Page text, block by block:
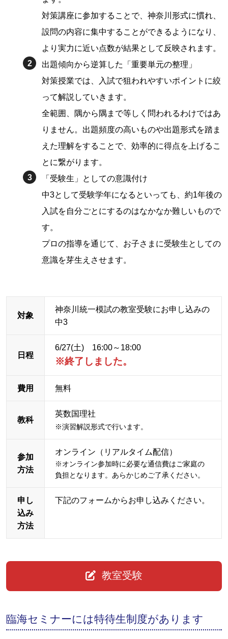
対策講座に参加することで、神奈川形式に慣れ、
設問の内容に集中することができるようになり、
より実力に近い点数が結果として反映されます。
出題傾向から逆算した「重要単元の整理」
対策授業では、入試で狙われやすいポイントに絞
って解説していきます。
全範囲、隅から隅まで等しく問われるわけではあ
りません。出題頻度の高いものや出題形式を踏ま
えた理解をすることで、効率的に得点を上げるこ
とに繋がります。
「受験生」としての意識付け
中3として受験学年になるといっても、約1年後の
入試を自分ごとにするのはなかなか難しいもので
す。
プロの指導を通じて、お子さまに受験生としての
意識を芽生えさせます。
対象
神奈川統一模試の教室受験にお申し込みの
中3
日程
6/27(土) 16:00～18:00
※終了しました。
費用 無料
教科
英数国理社
※演習解説形式で行います。
参加
方法
オンライン（リアルタイム配信）
※オンライン参加時に必要な通信費はご家庭の
負担となります。あらかじめご了承ください。
申し
込み
方法
下記のフォームからお申し込みください。
教室受験
臨海セミナーには特待生制度があります